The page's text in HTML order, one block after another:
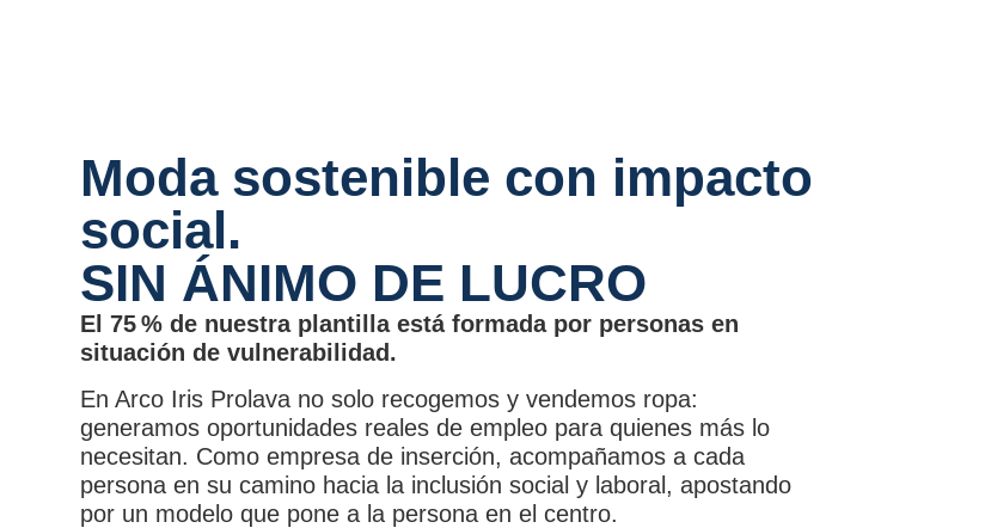
Moda sostenible con impacto
social.
SIN ÁNIMO DE LUCRO
El 75 % de nuestra plantilla está formada por personas en
situación de vulnerabilidad.
En Arco Iris Prolava no solo recogemos y vendemos ropa:
generamos oportunidades reales de empleo para quienes más lo
necesitan. Como empresa de inserción, acompañamos a cada
persona en su camino hacia la inclusión social y laboral, apostando
por un modelo que pone a la persona en el centro.